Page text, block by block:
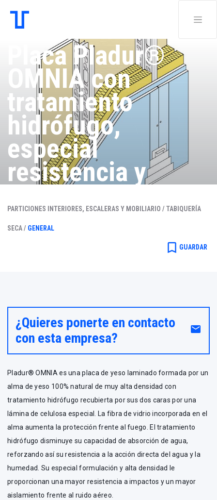
Placa Pladur®
OMNIA con
tratamiento
hidrófugo,
especial
resistencia y
protección
contra el fuego
PARTICIONES INTERIORES, ESCALERAS Y MOBILIARIO /TABIQUERÍA
SECA / GENERAL
bookmark_border GUARDAR
¿Quieres ponerte en contacto
con esta empresa?
email
Pladur® OMNIA es una placa de yeso laminado formada por un
alma de yeso 100% natural de muy alta densidad con
tratamiento hidrófugo recubierta por sus dos caras por una
lámina de celulosa especial. La fibra de vidrio incorporada en el
alma aumenta la protección frente al fuego. El tratamiento
hidrófugo disminuye su capacidad de absorción de agua,
reforzando así su resistencia a la acción directa del agua y la
humedad. Su especial formulación y alta densidad le
proporcionan una mayor resistencia a impactos y un mayor
aislamiento frente al ruido aéreo.